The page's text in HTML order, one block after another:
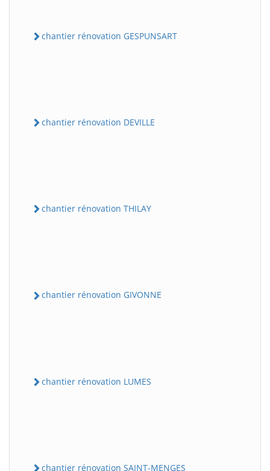
chantier rénovation GESPUNSART
chantier rénovation DEVILLE
chantier rénovation THILAY
chantier rénovation GIVONNE
chantier rénovation LUMES
chantier rénovation SAINT-MENGES